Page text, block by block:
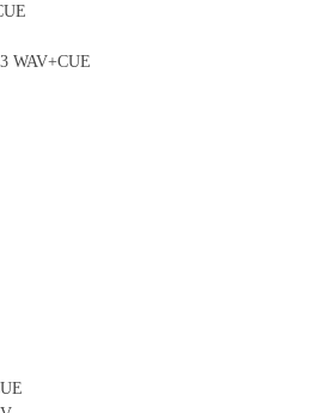
WAV+CUE